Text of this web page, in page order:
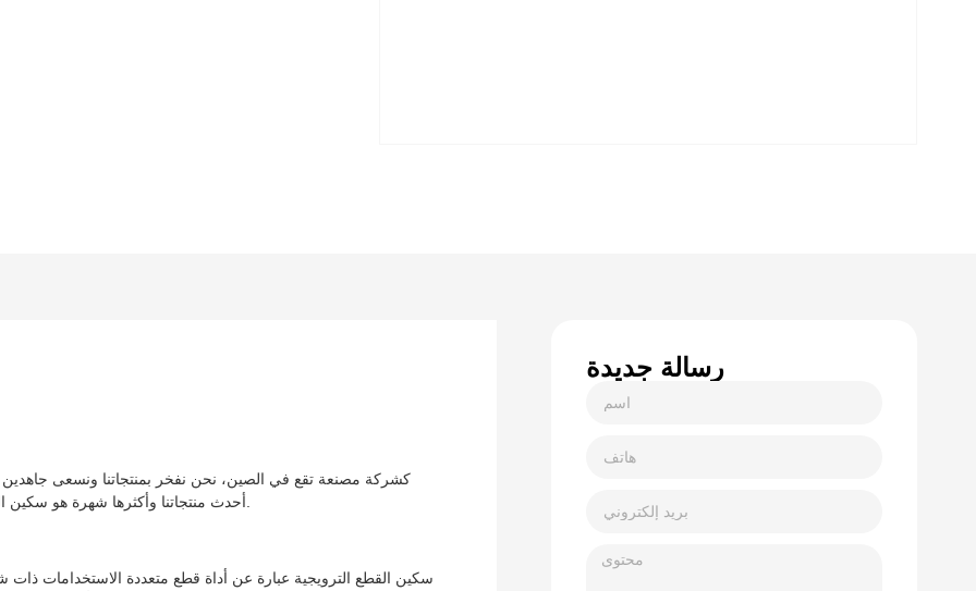
كشركة مصنعة تقع في الصين، نحن نفخر بمنتجاتنا ونسعى جاهدين
سكين القطع الترويجية عبارة عن أداة قطع متعددة الاستخدامات ذات
رسالة جديدة